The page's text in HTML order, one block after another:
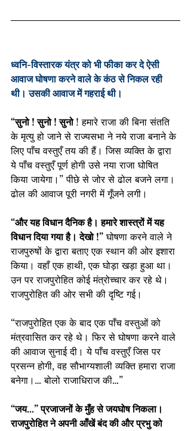
ध्वनि-विस्तारक यंत्र को भी फीका कर दे ऐसी
आवाज घोषणा करने वाले के कंठ से निकल रही
थी। उसकी आवाज में गहराई थी।
“सुनो ! सुनो ! सुनो ! हमारे राजा की बिना संतति
के मृत्यु हो जाने से राज्यसभा ने नये राजा बनाने के
लिए पाँच वस्तुएँ तय की हैं। जिस व्यक्ति के द्वारा
ये पाँच वस्तुएँ पूर्ण होगी उसे नया राजा घोषित
किया जायेगा।” पीछे से जोर से ढोल बजने लगा।
ढोल की आवाज पूरी नगरी में गूँजने लगी।
“और यह विधान दैनिक है। हमारे शास्त्रों में यह
विधान दिया गया है। देखो !” घोषणा करने वाले ने
राजपुरुषों के द्वारा बताए एक स्थान की ओर इशारा
किया। वहाँ एक हाथी, एक घोड़ा खड़ा हुआ था।
उन पर राजपुरोहित कोई मंत्रोच्चार कर रहे थे।
राजपुरोहित की ओर सभी की दृष्टि गई।
“राजपुरोहित एक के बाद एक पाँच वस्तुओं को
मंत्रवासित कर रहे थे। फिर से घोषणा करने वाले
की आवाज सुनाई दी। ये पाँच वस्तुएँ जिस पर
प्रसन्न होगी, वह सौभाग्यशाली व्यक्ति हमारा राजा
बनेगा।… बोलो राजाधिराज की…”
“जय…” प्रजाजनों के मुँह से जयघोष निकला।
राजपुरोहित ने अपनी आँखें बंद की और प्रभु को